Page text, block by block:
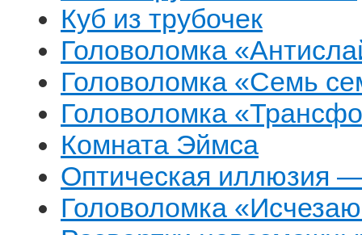
Куб из трубочек
Головоломка
Головоломка «Семь
Головоломка
Комната Эймса
Оптическая иллюзия —
Головоломка